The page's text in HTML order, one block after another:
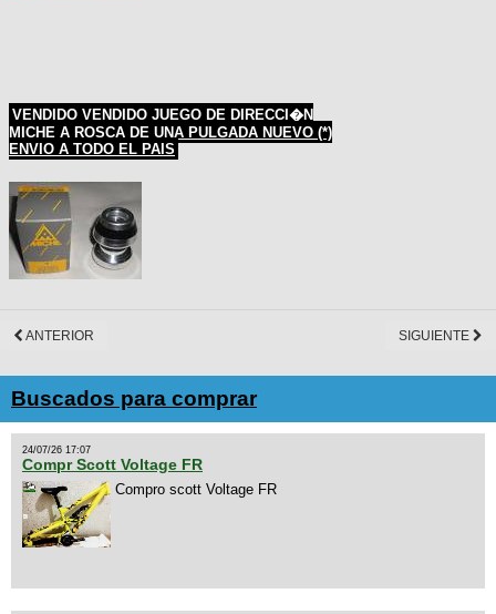
VENDIDO VENDIDO JUEGO DE DIRECCI�N
MICHE A ROSCA DE UNA PULGADA NUEVO (*)
ENVIO A TODO EL PAIS
ANTERIOR SIGUIENTE
Buscados para comprar
24/07/26 17:07
Compr Scott Voltage FR
Compro scott Voltage FR